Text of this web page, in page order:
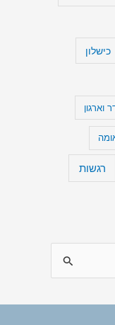
כישלון
וארגון
רגשות